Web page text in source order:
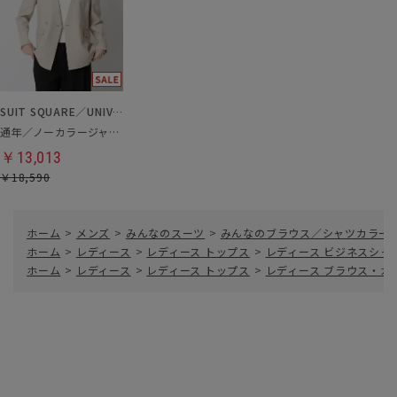
SUIT SQUARE／UNIVERSAL LANGUAGE／WHITE
通年／ノーカラージャケット
￥13,013
￥18,590
ホーム > メンズ > みんなのスーツ > みんなのブラウス／シャツカラー
ホーム > レディース > レディース トップス > レディース ビジネスシャ
ホーム > レディース > レディース トップス > レディース ブラウス・カ